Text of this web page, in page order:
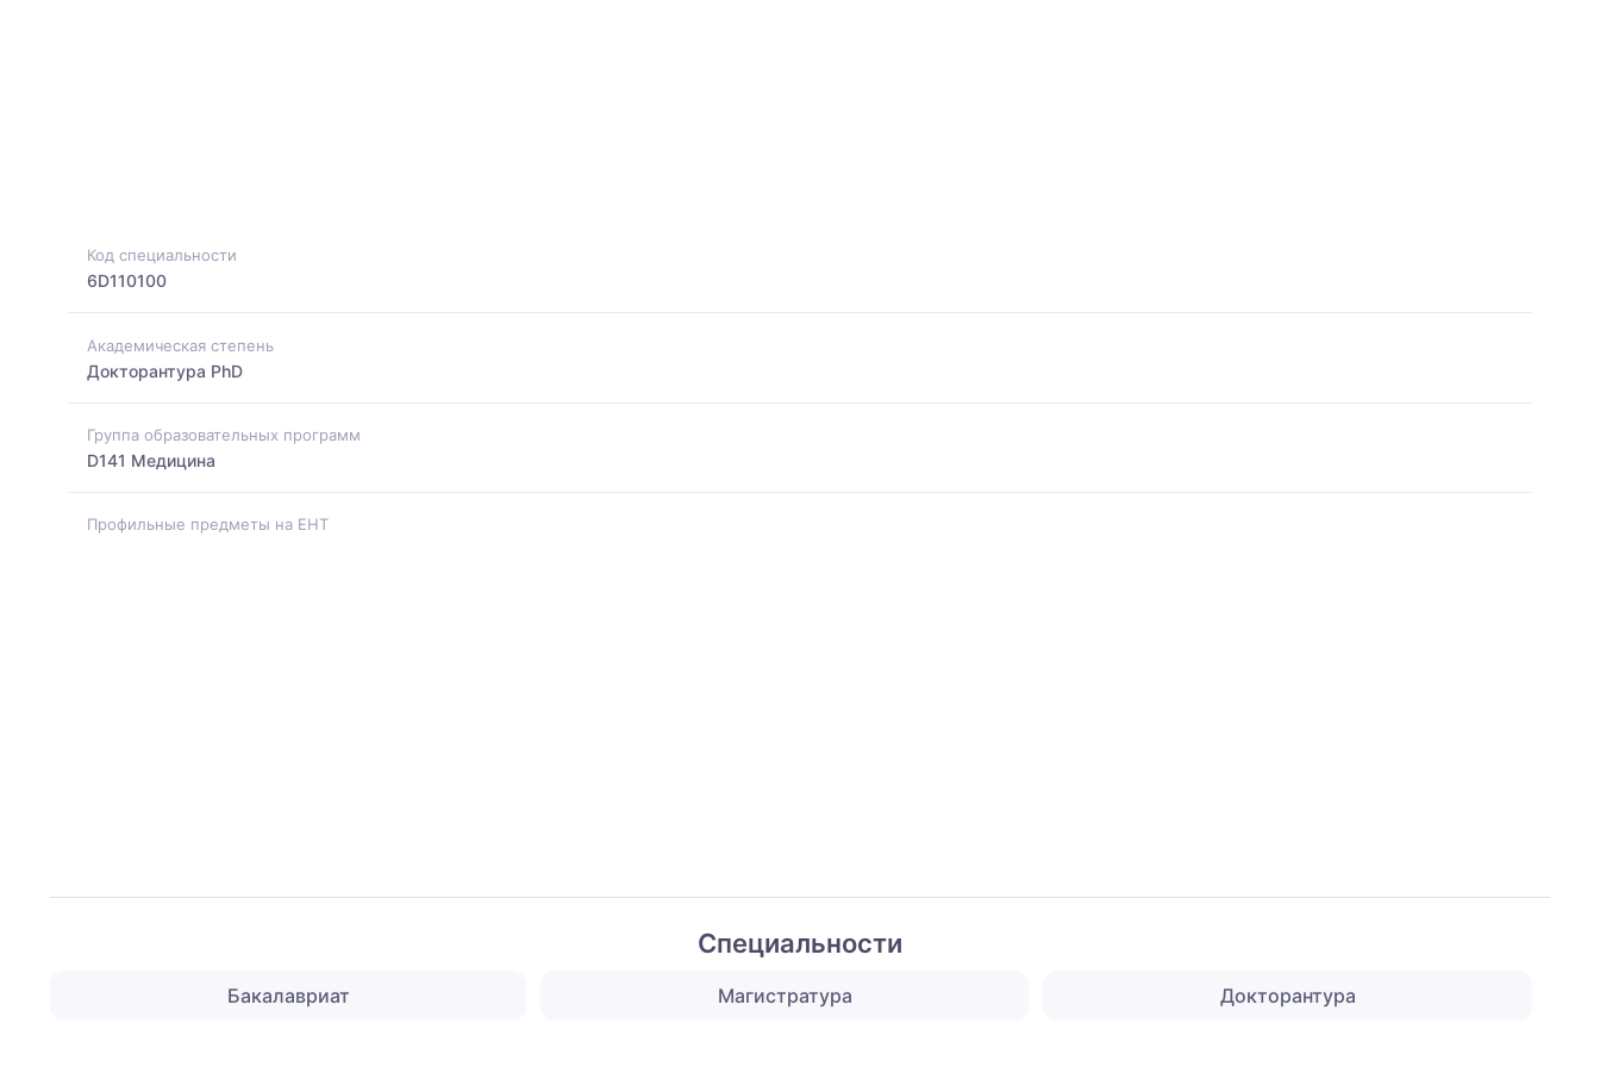
Код специальности
6D110100
Академическая степень
Докторантура PhD
Группа образовательных программ
D141 Медицина
Профильные предметы на ЕНТ
Специальности
Бакалавриат Магистратура Докторантура